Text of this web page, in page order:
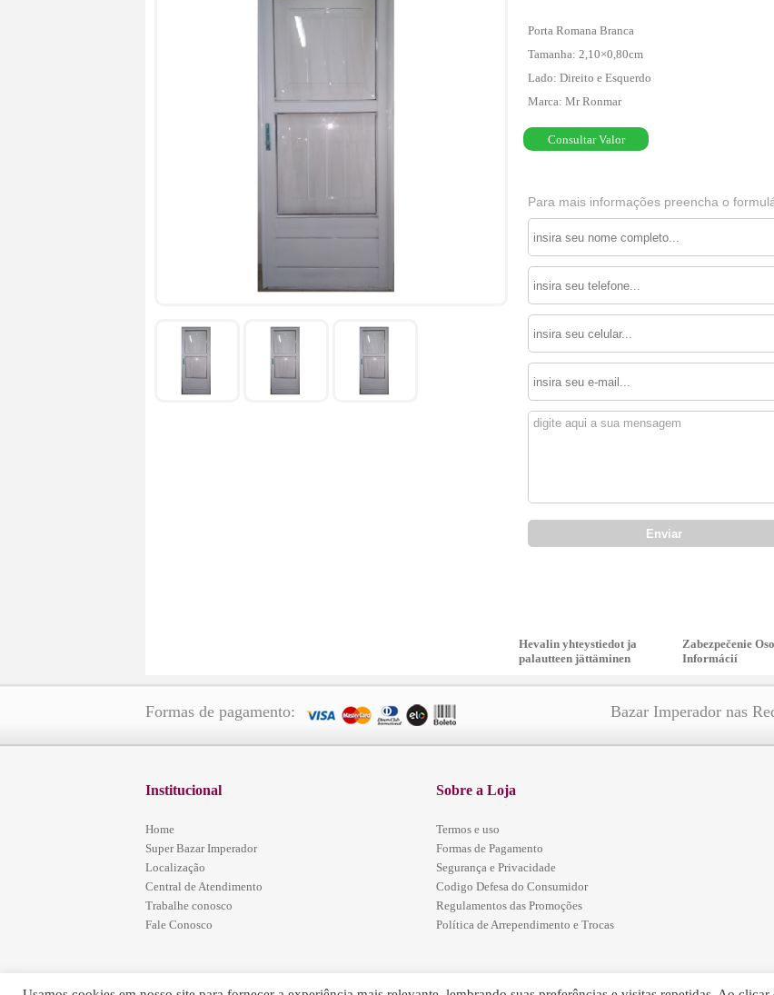
Porta Romana Branca
Tamanha: 2,10×0,80cm
Lado: Direito e Esquerdo
Marca: Mr Ronmar
Consultar Valor
Para mais informações preencha o
Hevalin yhteystiedot ja
palautteen jättäminen
Zabezpečenie
Informácií
Formas de pagamento: Bazar Imperador nas
Institucional
Home
Super Bazar Imperador
Localização
Central de Atendimento
Trabalhe conosco
Fale Conosco
Sobre a Loja
Termos e uso
Formas de Pagamento
Segurança e Privacidade
Codigo Defesa do Consumidor
Regulamentos das Promoções
Política de Arrependimento e Trocas